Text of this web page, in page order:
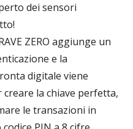
dei sensori
ZERO aggiunge un
e la
digitale viene
la chiave perfetta,
le transazioni in